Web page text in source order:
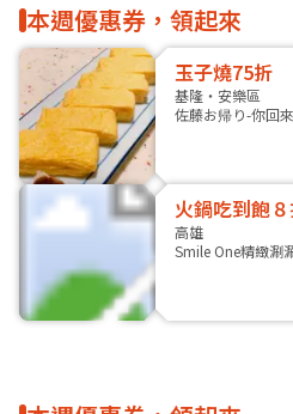
本週優惠券，領起來
玉子燒75折
基隆・安樂區
佐藤お帰り-你回
火鍋吃到飽
高雄
Smile One精緻涮